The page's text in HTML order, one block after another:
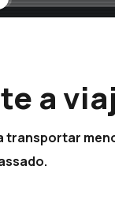
a
transportar